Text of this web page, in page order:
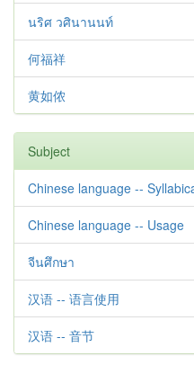
นริศ วศินานนท์
何福祥
黄如侬
Subject
Chinese language --
Chinese language -- Usage
จีนศึกษา
汉语 -- 语言使用
汉语 -- 音节